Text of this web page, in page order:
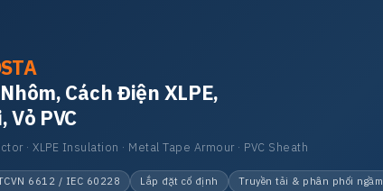
Cách Điện XLPE,
Vỏ PVC
· XLPE Insulation · Metal Tape Armour · PVC Sheath
6612 / IEC 60228 Lắp đặt cố định Truyền tải & phân phối ngầm